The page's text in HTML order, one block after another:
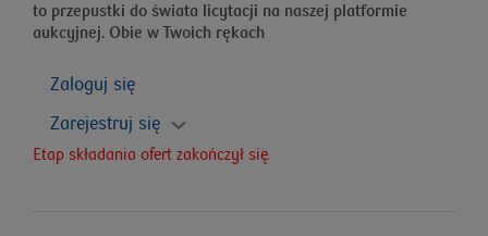
to przepustki do świata licytacji na naszej platformie
aukcyjnej. Obie w Twoich rękach
Zaloguj się
Zarejestruj się
Etap składania ofert zakończył się.